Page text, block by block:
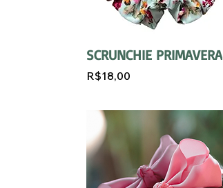
SCRUNCHIE PRIMAVERA
R$18,00